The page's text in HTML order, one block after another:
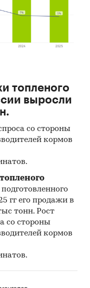
топленого
выросли
со стороны
кормов
подготовленного
гг его продажи в
тонн. Рост
со стороны
кормов